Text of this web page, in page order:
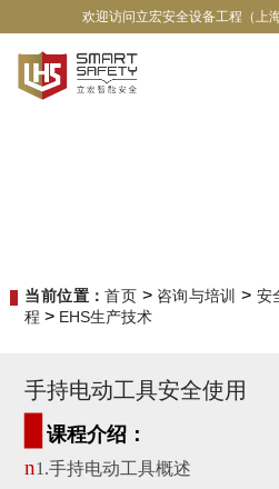
欢迎访问立宏安全设备工程（上
当前位置：首页 > 咨询与培训 > 安
程 > EHS生产技术
手持电动工具安全使用
▊课程介绍：
n1.手持电动工具概述